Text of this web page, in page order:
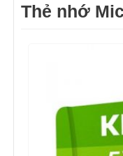
Thẻ nhớ